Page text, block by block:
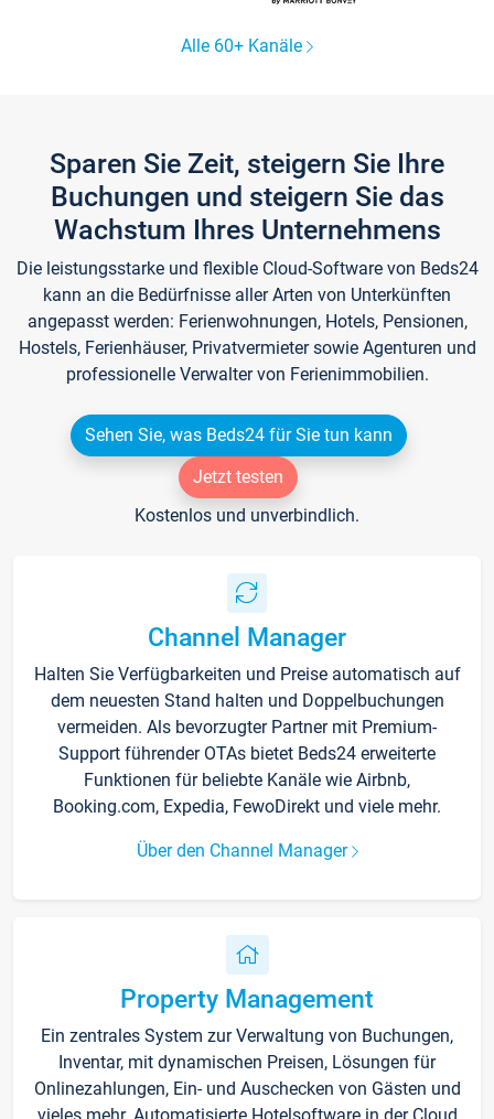
Alle 60+ Kanäle
Sparen Sie Zeit, steigern Sie Ihre
Buchungen und steigern Sie das
Wachstum Ihres Unternehmens
Die leistungsstarke und flexible Cloud-Software von Beds24
kann an die Bedürfnisse aller Arten von Unterkünften
angepasst werden: Ferienwohnungen, Hotels, Pensionen,
Hostels, Ferienhäuser, Privatvermieter sowie Agenturen und
professionelle Verwalter von Ferienimmobilien.
Sehen Sie, was Beds24 für Sie tun kann
Jetzt testen
Kostenlos und unverbindlich.
Channel Manager
Halten Sie Verfügbarkeiten und Preise automatisch auf
dem neuesten Stand halten und Doppelbuchungen
vermeiden. Als bevorzugter Partner mit Premium-
Support führender OTAs bietet Beds24 erweiterte
Funktionen für beliebte Kanäle wie Airbnb,
Booking.com, Expedia, FewoDirekt und viele mehr.
Über den Channel Manager
Property Management
Ein zentrales System zur Verwaltung von Buchungen,
Inventar, mit dynamischen Preisen, Lösungen für
Onlinezahlungen, Ein- und Auschecken von Gästen und